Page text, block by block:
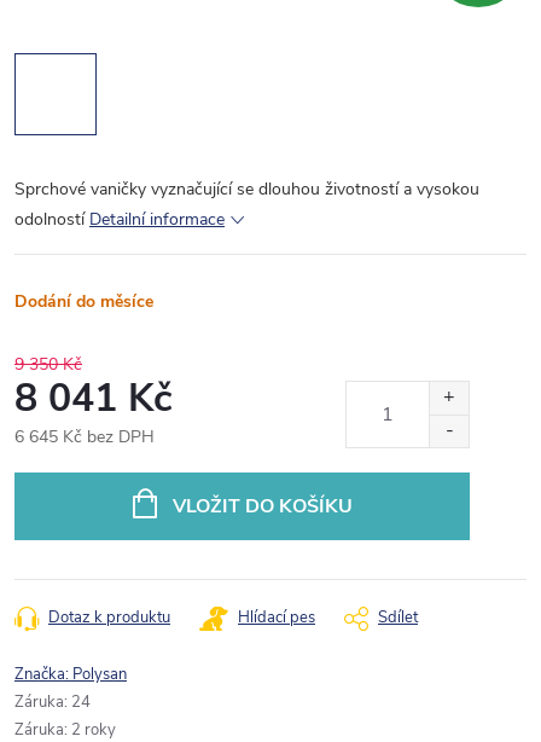
Sprchové vaničky vyznačující se dlouhou životností a vysokou
odolností Detailní informace
Dodání do měsíce
9 350 Kč
8 041 Kč
6 645 Kč bez DPH
VLOŽIT DO KOŠÍKU
Dotaz k produktu Hlídací pes Sdílet
Značka: Polysan
Záruka: 24
Záruka: 2 roky